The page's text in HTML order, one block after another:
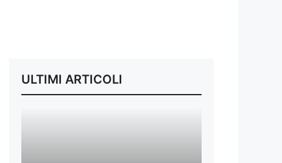
ULTIMI ARTICOLI